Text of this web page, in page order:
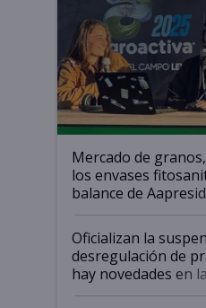
Mercado de
los envases
balance de Aapresid
Oficializan la
desregulación de
hay novedades en
la hidrovía